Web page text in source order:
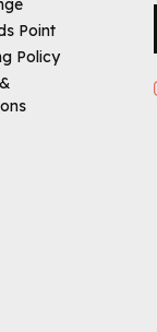
Point
Policy